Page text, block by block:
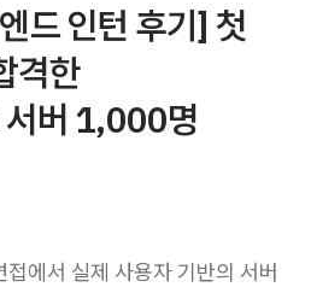
드 인턴 후기] 첫
격한
서버 1,000명
에서 실제 사용자 기반의 서버